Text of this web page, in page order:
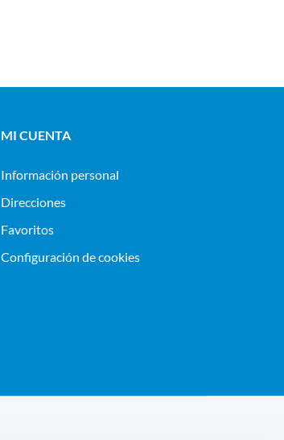
MI CUENTA
Información personal
Direcciones
Favoritos
Configuración de cookies